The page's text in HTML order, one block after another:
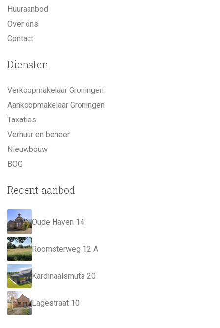
Huuraanbod
Over ons
Contact
Diensten
Verkoopmakelaar Groningen
Aankoopmakelaar Groningen
Taxaties
Verhuur en beheer
Nieuwbouw
BOG
Recent aanbod
Oude Haven 14
Roomsterweg 12 A
Kardinaalsmuts 20
Lagestraat 10